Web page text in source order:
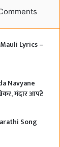
Lyrics –
Navyane
मंदार आपटे
Song